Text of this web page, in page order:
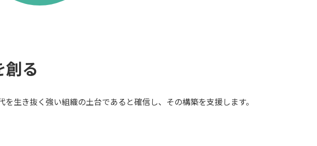
る
生き抜く強い組織の土台であると確信し、その構築を支援します。